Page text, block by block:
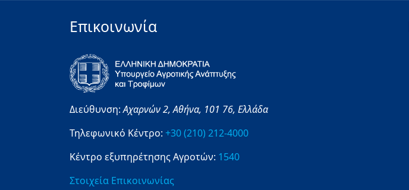
Επικοινωνία
Διεύθυνση:Αχαρνών 2,Αθήνα, 101 76, Ελλάδα
Τηλεφωνικό Κέντρο: +30 (210) 212-4000
Κέντρο εξυπηρέτησης Αγροτών: 1540
Στοιχεία Επικοινωνίας